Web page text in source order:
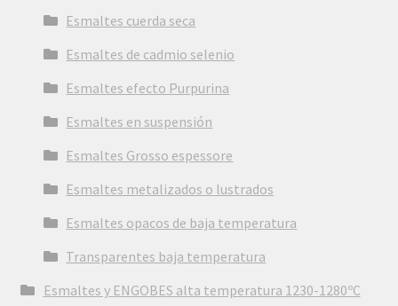
Esmaltes cuerda seca
Esmaltes de cadmio selenio
Esmaltes efecto Purpurina
Esmaltes en suspensión
Esmaltes Grosso espessore
Esmaltes metalizados o lustrados
Esmaltes opacos de baja temperatura
Transparentes baja temperatura
Esmaltes y ENGOBES alta temperatura 1230-1280ºC